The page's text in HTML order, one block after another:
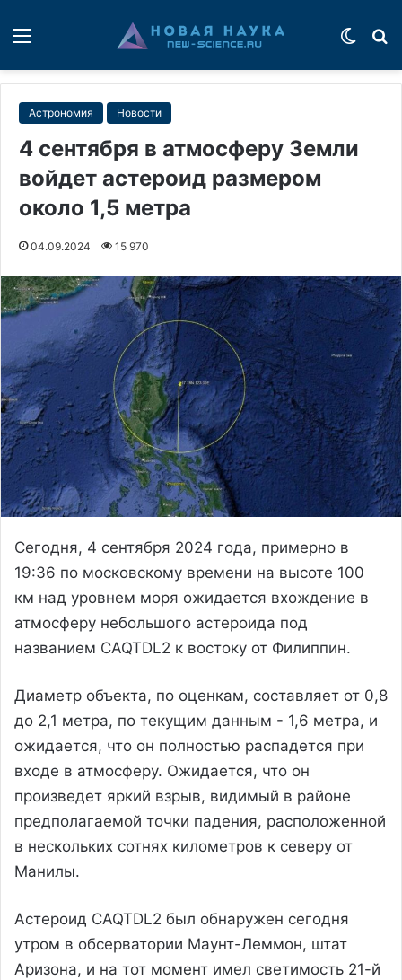
Астрономия Новости
4 сентября в атмосферу Земли
войдет астероид размером
около 1,5 метра
04.09.2024 15 970
Сегодня, 4 сентября 2024 года, примерно в
19:36 по московскому времени на высоте 100
км над уровнем моря ожидается вхождение в
атмосферу небольшого астероида под
названием CAQTDL2 к востоку от Филиппин.
Диаметр объекта, по оценкам, составляет от 0,8
до 2,1 метра, по текущим данным - 1,6 метра, и
ожидается, что он полностью распадется при
входе в атмосферу. Ожидается, что он
произведет яркий взрыв, видимый в районе
предполагаемой точки падения, расположенной
в нескольких сотнях километров к северу от
Манилы.
Астероид CAQTDL2 был обнаружен сегодня
утром в обсерватории Маунт-Леммон, штат
Аризона, и на тот момент имел светимость 21-й